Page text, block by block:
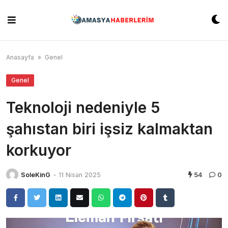
content
Anasayfa » Genel
Genel
Teknoloji nedeniyle 5
şahıstan biri işsiz kalmaktan
korkuyor
SoleKinG - 11 Nisan 2025 54 0